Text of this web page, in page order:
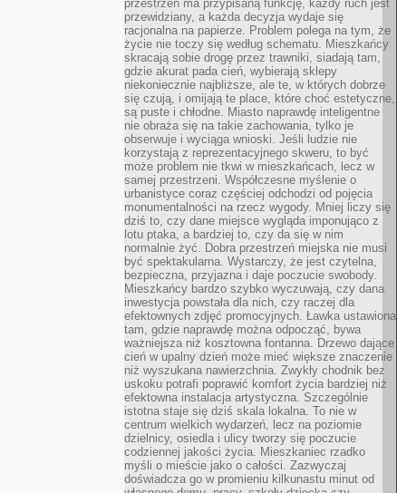
przestrzeń ma przypisaną funkcję, każdy ruch jest
przewidziany, a każda decyzja wydaje się
racjonalna na papierze. Problem polega na tym, że
życie nie toczy się według schematu. Mieszkańcy
skracają sobie drogę przez trawniki, siadają tam,
gdzie akurat pada cień, wybierają sklepy
niekoniecznie najbliższe, ale te, w których dobrze
się czują, i omijają te place, które choć estetyczne,
są puste i chłodne. Miasto naprawdę inteligentne
nie obraża się na takie zachowania, tylko je
obserwuje i wyciąga wnioski. Jeśli ludzie nie
korzystają z reprezentacyjnego skweru, to być
może problem nie tkwi w mieszkańcach, lecz w
samej przestrzeni. Współczesne myślenie o
urbanistyce coraz częściej odchodzi od pojęcia
monumentalności na rzecz wygody. Mniej liczy się
dziś to, czy dane miejsce wygląda imponująco z
lotu ptaka, a bardziej to, czy da się w nim
normalnie żyć. Dobra przestrzeń miejska nie musi
być spektakularna. Wystarczy, że jest czytelna,
bezpieczna, przyjazna i daje poczucie swobody.
Mieszkańcy bardzo szybko wyczuwają, czy dana
inwestycja powstała dla nich, czy raczej dla
efektownych zdjęć promocyjnych. Ławka ustawiona
tam, gdzie naprawdę można odpocząć, bywa
ważniejsza niż kosztowna fontanna. Drzewo dające
cień w upalny dzień może mieć większe znaczenie
niż wyszukana nawierzchnia. Zwykły chodnik bez
uskoku potrafi poprawić komfort życia bardziej niż
efektowna instalacja artystyczna. Szczególnie
istotna staje się dziś skala lokalna. To nie w
centrum wielkich wydarzeń, lecz na poziomie
dzielnicy, osiedla i ulicy tworzy się poczucie
codziennej jakości życia. Mieszkaniec rzadko
myśli o mieście jako o całości. Zazwyczaj
doświadcza go w promieniu kilkunastu minut od